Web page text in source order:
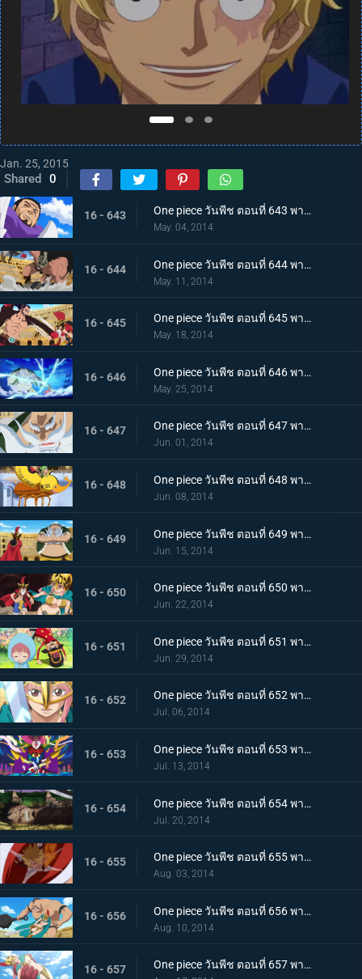
Jan. 25, 2015
Shared 0
16 - 643 One piece วันพีช ตอนที่ 643 พากย์ไทย สะเทือนทั่วฟ้าดิน! พลังที่แท้จริงของพลเรือเอกฟูจิโทระ
May. 04, 2014
16 - 644 One piece วันพีช ตอนที่ 644 พากย์ไทย หมัดแห่งความโกรธ! คนยักษ์ ปะทะ ลูซี่
May. 11, 2014
16 - 645 One piece วันพีช ตอนที่ 645 พากย์ไทย ระเบิดปืนใหญ่ทำลายล้าง! ลูซี่เจอวิกฤติ
May. 18, 2014
16 - 646 One piece วันพีช ตอนที่ 646 พากย์ไทย โจรสลัดในตำนาน ดอนชินเจียว!
May. 25, 2014
16 - 647 One piece วันพีช ตอนที่ 647 พากย์ไทย แสงและเงา ความมืดที่แฝงตัวอยู่ในเดรสโรซ่า!
Jun. 01, 2014
16 - 648 One piece วันพีช ตอนที่ 648 พากย์ไทย บุกแดนศัตรู อุโซแลนด์ฮีโร่ในตำนาน
Jun. 08, 2014
16 - 649 One piece วันพีช ตอนที่ 649 พากย์ไทย การตัดสินอันดุเดือด ลูซี่ ปะทะ ชิงเจียว
Jun. 15, 2014
16 - 650 One piece วันพีช ตอนที่ 650 พากย์ไทย ลูฟี่ และรีเบคก้านักดาบผู้โชคร้าย
Jun. 22, 2014
16 - 651 One piece วันพีช ตอนที่ 651 พากย์ไทย จะปกป้องจนถึงที่สุด! รีเบคก้าและหุ่นทหารของเล่น
Jun. 29, 2014
16 - 652 One piece วันพีช ตอนที่ 652 พากย์ไทย สมรภูมิสุดท้าย บล็อก D เปิดฉากการต่อสู้
Jul. 06, 2014
16 - 653 One piece วันพีช ตอนที่ 653 พากย์ไทย ตัดสิน! โจร่า ปะทะ กลุ่มหมวกฟาง
Jul. 13, 2014
16 - 654 One piece วันพีช ตอนที่ 654 พากย์ไทย ดาบอันงดงาม! คาเวนดิชผู้ขี่ม้าขาว!
Jul. 20, 2014
16 - 655 One piece วันพีช ตอนที่ 655 พากย์ไทย การขับเคี่ยวครั้งใหญ่! ซันจิ ปะทะ โดฟลามิงโก้
Aug. 03, 2014
16 - 656 One piece วันพีช ตอนที่ 656 พากย์ไทย ท่าไม้ตายของรีเบคก้า! ระบำดาบวารีหวนกลับ
Aug. 10, 2014
16 - 657 One piece วันพีช ตอนที่ 657 พากย์ไทย นักสู้จอมโหด! โลแกน ปะทะ รีเบคก้า